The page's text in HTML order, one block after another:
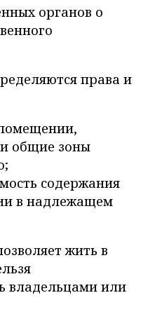
органов о
права и
общие зоны
содержания
в надлежащем
жить в
владельцами или